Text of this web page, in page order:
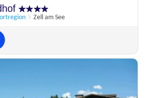
12 beoordelingen
Zell am See